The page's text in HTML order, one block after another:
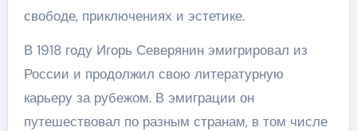
свободе, приключениях и эстетике.
В 1918 году Игорь Северянин эмигрировал из
России и продолжил свою литературную
карьеру за рубежом. В эмиграции он
путешествовал по разным странам, в том числе